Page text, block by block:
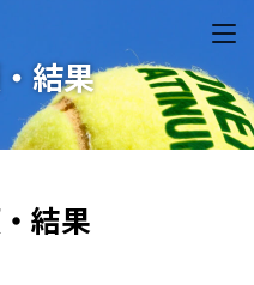
結果
結果